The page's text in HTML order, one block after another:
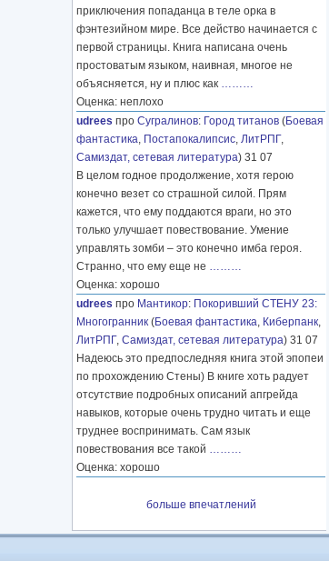
приключения попаданца в теле орка в
фэнтезийном мире. Все действо начинается с
первой страницы. Книга написана очень
простоватым языком, наивная, многое не
объясняется, ну и плюс как ………
Оценка: неплохо
udrees про Сугралинов: Город титанов (Боевая
фантастика, Постапокалипсис, ЛитРПГ,
Самиздат, сетевая литература) 31 07
В целом годное продолжение, хотя герою
конечно везет со страшной силой. Прям
кажется, что ему поддаются враги, но это
только улучшает повествование. Умение
управлять зомби – это конечно имба героя.
Странно, что ему еще не ………
Оценка: хорошо
udrees про Мантикор: Покоривший СТЕНУ 23:
Многогранник (Боевая фантастика, Киберпанк,
ЛитРПГ, Самиздат, сетевая литература) 31 07
Надеюсь это предпоследняя книга этой эпопеи
по прохождению Стены) В книге хоть радует
отсутствие подробных описаний апгрейда
навыков, которые очень трудно читать и еще
труднее воспринимать. Сам язык
повествования все такой ………
Оценка: хорошо
больше впечатлений